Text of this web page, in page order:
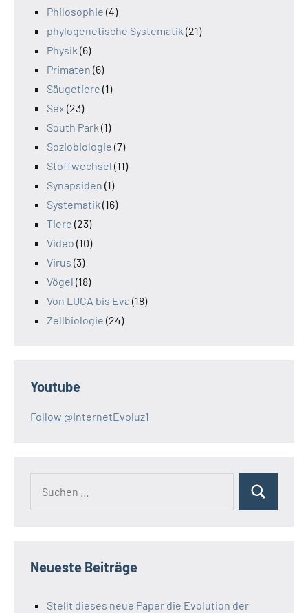
Philosophie (4)
phylogenetische Systematik (21)
Physik (6)
Primaten (6)
Säugetiere (1)
Sex (23)
South Park (1)
Soziobiologie (7)
Stoffwechsel (11)
Synapsiden (1)
Systematik (16)
Tiere (23)
Video (10)
Virus (3)
Vögel (18)
Von LUCA bis Eva (18)
Zellbiologie (24)
Youtube
Follow @InternetEvoluz1
Suchen
Neueste Beiträge
Stellt dieses neue Paper die Evolution der